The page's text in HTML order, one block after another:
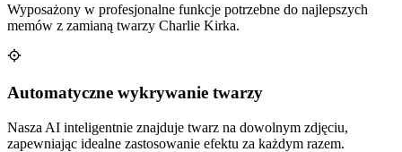
Wyposażony w profesjonalne funkcje potrzebne do najlepszych
memów z zamianą twarzy Charlie Kirka.
Automatyczne wykrywanie twarzy
Nasza AI inteligentnie znajduje twarz na dowolnym zdjęciu,
zapewniając idealne zastosowanie efektu za każdym razem.